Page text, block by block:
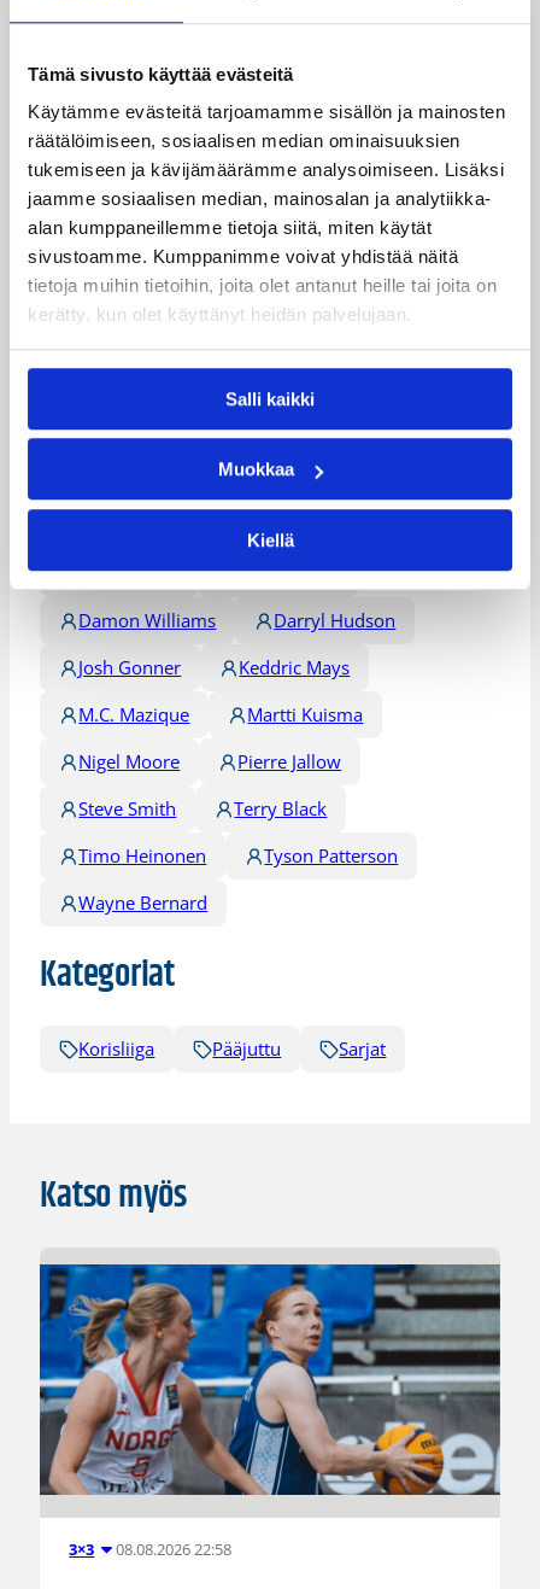
Tämä sivusto käyttää evästeitä
Käytämme evästeitä tarjoamamme sisällön ja mainosten
räätälöimiseen, sosiaalisen median ominaisuuksien
tukemiseen ja kävijämäärämme analysoimiseen. Lisäksi
jaamme sosiaalisen median, mainosalan ja analytiikka-
alan kumppaneillemme tietoja siitä, miten käytät
sivustoamme. Kumppanimme voivat yhdistää näitä
tietoja muihin tietoihin, joita olet antanut heille tai joita on
kerätty, kun olet käyttänyt heidän palvelujaan.
Salli kaikki
Muokkaa
Kiellä
pistettä.
Vieraista koritehtailu sujui vain Glenn Stokesilta 27
pisteen edestä.
(STT)
Korisliigan täydelliset ottelutilastot sekä muita tilastoja
löytyy Koripalloliiton tilastopalvelusta, www.basket.fi
Lisätietoja:/sarjat_tulokset/korisliiga/
Päivitetty27.02.2008
Henkilöt
Chris Hester
Corey Smith
Damon Williams
Darryl Hudson
Josh Gonner
Keddric Mays
M.C. Mazique
Martti Kuisma
Nigel Moore
Pierre Jallow
Steve Smith
Terry Black
Timo Heinonen
Tyson Patterson
Wayne Bernard
Kategoriat
Korisliiga Pääjuttu Sarjat
Katso myös
3×3 08.08.2026 22:58